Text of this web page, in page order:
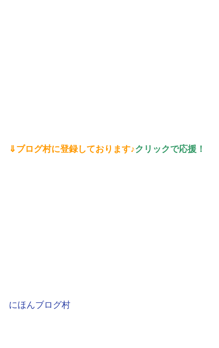
⇓ブログ村に登録しております♪クリックで応援！
にほんブログ村